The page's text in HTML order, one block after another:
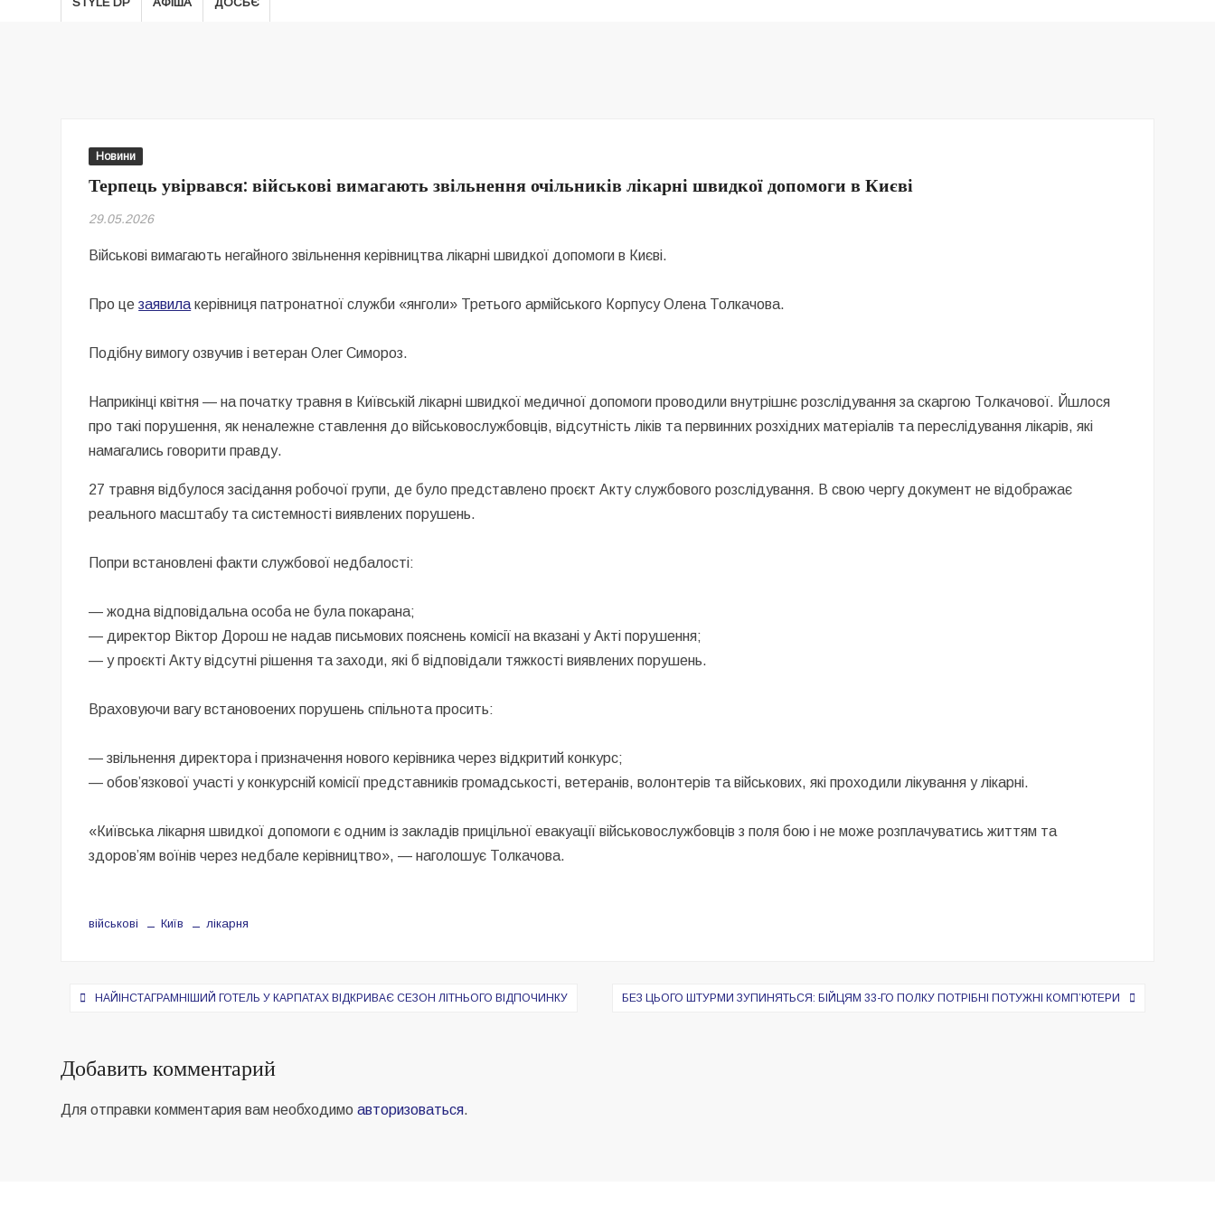
Новини
Терпець увірвався: військові вимагають звільнення очільників лікарні швидкої допомоги в Києві
29.05.2026
Військові вимагають негайного звільнення керівництва лікарні швидкої допомоги в Києві.
Про цезаявила керівниця патронатної служби «янголи» Третього армійського Корпусу Олена Толкачова.
Подібну вимогу озвучив і ветеран Олег Симороз.
Наприкінці квітня — на початку травня в Київській лікарні швидкої медичної допомоги проводили внутрішнє розслідування за скаргою Толкачової. Йшлося
про такі порушення, як неналежне ставлення до військовослужбовців, відсутність ліків та первинних розхідних матеріалів та переслідування лікарів, які
намагались говорити правду.
27 травня відбулося засідання робочої групи, де було представлено проєкт Акту службового розслідування. В свою чергу документ не відображає
реального масштабу та системності виявлених порушень.
Попри встановлені факти службової недбалості:
— жодна відповідальна особа не була покарана;
— директор Віктор Дорош не надав письмових пояснень комісії на вказані у Акті порушення;
— у проєкті Акту відсутні рішення та заходи, які б відповідали тяжкості виявлених порушень.
Враховуючи вагу встановоених порушень спільнота просить:
— звільнення директора і призначення нового керівника через відкритий конкурс;
— обов’язкової участі у конкурсній комісії представників громадськості, ветеранів, волонтерів та військових, які проходили лікування у лікарні.
«Київська лікарня швидкої допомоги є одним із закладів прицільної евакуації військовослужбовців з поля бою і не може розплачуватись життям та
здоровʼям воїнів через недбале керівництво», — наголошує Толкачова.
військові Київ лікарня
Навигация
записям
НАЙІНСТАГРАМНІШИЙ ГОТЕЛЬ У КАРПАТАХ ВІДКРИВАЄ СЕЗОН ЛІТНЬОГО ВІДПОЧИНКУ БЕЗ ЦЬОГО ШТУРМИ ЗУПИНЯТЬСЯ: БІЙЦЯМ 33-ГО ПОЛКУ ПОТРІБНІ ПОТУЖНІ КОМПʼЮТЕРИ
Добавить комментарий
Для отправки комментария вам необходимоавторизоваться.